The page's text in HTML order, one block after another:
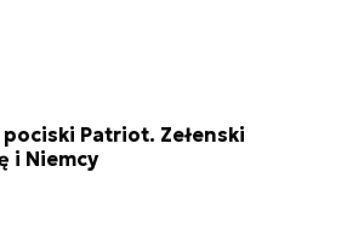
Patriot. Zełenski
i Niemcy